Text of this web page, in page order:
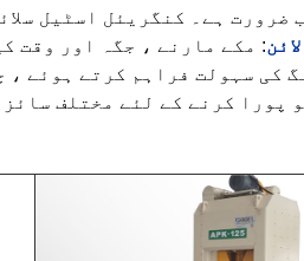
: مکے مارنے ، جگہ اور وقت
کی سہولت فراہم کرتے ہوئے ،
پورا کرنے کے لئے مختلف